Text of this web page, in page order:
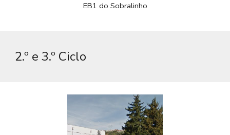
EB1 do Sobralinho
2.º e 3.º Ciclo